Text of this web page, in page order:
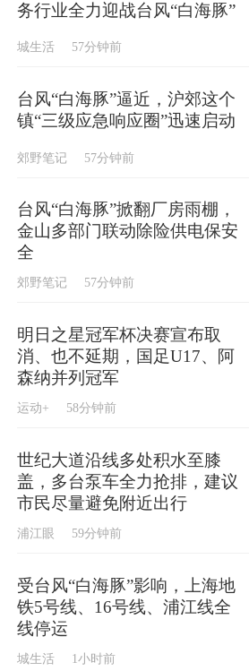
务行业全力迎战台风“白海豚”
城生活 57分钟前
台风“白海豚”逼近，沪郊这个
镇“三级应急响应圈”迅速启动
郊野笔记 57分钟前
台风“白海豚”掀翻厂房雨棚，
金山多部门联动除险供电保安
全
郊野笔记 57分钟前
明日之星冠军杯决赛宣布取
消、也不延期，国足U17、阿
森纳并列冠军
运动+ 58分钟前
世纪大道沿线多处积水至膝
盖，多台泵车全力抢排，建议
市民尽量避免附近出行
浦江眼 59分钟前
受台风“白海豚”影响，上海地
铁5号线、16号线、浦江线全
线停运
城生活 1小时前